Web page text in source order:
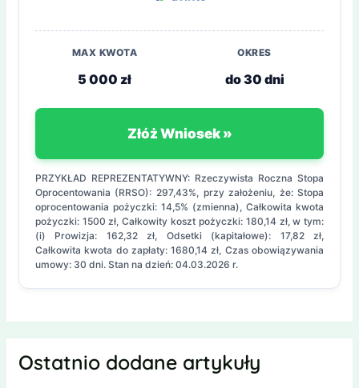
MAX KWOTA
5 000 zł
OKRES
do 30 dni
Złóż Wniosek »
PRZYKŁAD REPREZENTATYWNY: Rzeczywista Roczna Stopa
Oprocentowania (RRSO): 297,43%, przy założeniu, że: Stopa
oprocentowania pożyczki: 14,5% (zmienna), Całkowita kwota
pożyczki: 1500 zł, Całkowity koszt pożyczki: 180,14 zł, w tym:
(i) Prowizja: 162,32 zł, Odsetki (kapitałowe): 17,82 zł,
Całkowita kwota do zapłaty: 1680,14 zł, Czas obowiązywania
umowy: 30 dni. Stan na dzień: 04.03.2026 r.
Ostatnio dodane artykuły